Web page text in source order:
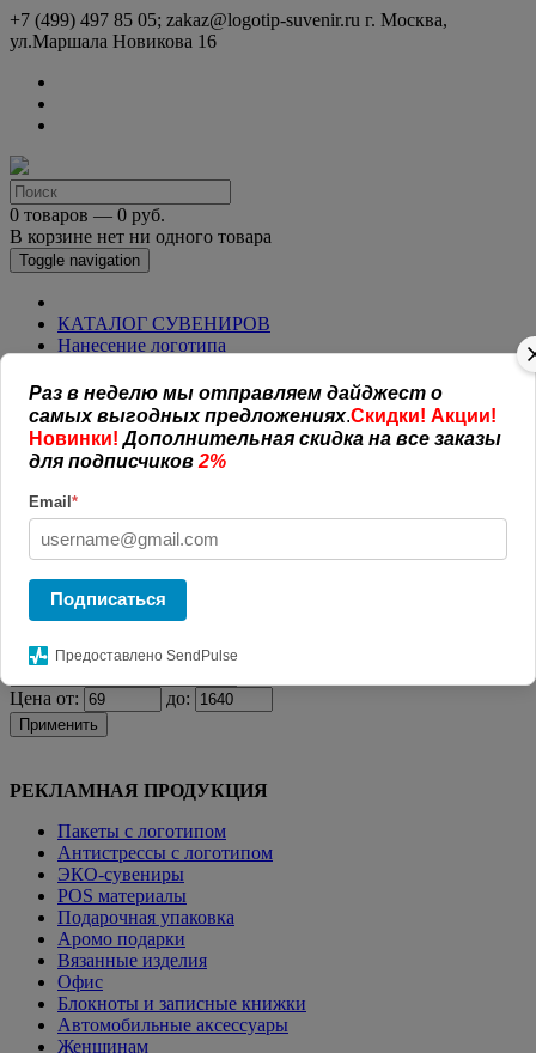
+7 (499) 497 85 05; zakaz@logotip-suvenir.ru г. Москва,
ул.Маршала Новикова 16
0 товаров — 0 руб.
В корзине нет ни одного товара
Toggle navigation
КАТАЛОГ СУВЕНИРОВ
Нанесение логотипа
Оплата и доставка
Открытая информация
СОГЛАШЕНИЕ (ОФЕРТА )
УСЛОВИЯ И ГАРАНТИИ
Наши работы
Новости
Обратная связь
ГлавнаяКАТАЛОГ СУВЕНИРОВДеловые подаркиКлючница
Apache, зеленая
Фильтр
Цена от: до:
Применить
РЕКЛАМНАЯ ПРОДУКЦИЯ
Пакеты с логотипом
Антистрессы с логотипом
ЭКО-сувениры
POS материалы
Подарочная упаковка
Аромо подарки
Вязанные изделия
Офис
Блокноты и записные книжки
Автомобильные аксессуары
Женщинам
Раз в неделю мы отправляем дайджест о
самых выгодных предложениях.Скидки! Акции!
Новинки!Дополнительная скидка на все заказы
для подписчиков 2%
Email *
Подписаться
Предоставлено SendPulse